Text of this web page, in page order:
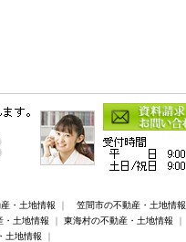
・土地情報 ｜ 笠間市の不動産・土地情報
・土地情報 ｜ 東海村の不動産・土地情報 ｜
土地情報 ｜